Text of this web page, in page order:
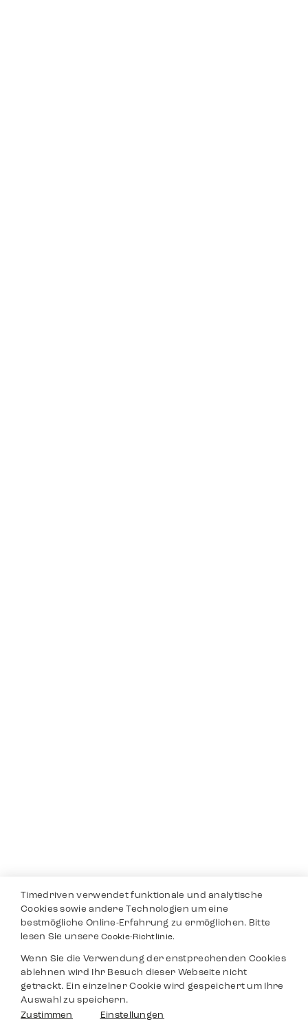
Timedriven verwendet funktionale und analytische
Cookies sowie andere Technologien um eine
bestmögliche Online-Erfahrung zu ermöglichen. Bitte
lesen Sie unsereCookie-Richtlinie.
Wenn Sie die Verwendung der enstprechenden Cookies
ablehnen wird Ihr Besuch dieser Webseite nicht
getrackt. Ein einzelner Cookie wird gespeichert um Ihre
Auswahl zu speichern.
Zustimmen
Einstellungen